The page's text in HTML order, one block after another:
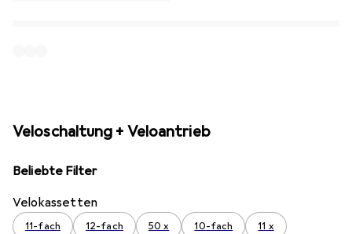
Veloschaltung + Veloantrieb
Beliebte Filter
Velokassetten
11-fach 12-fach 50 x 10-fach 11 x